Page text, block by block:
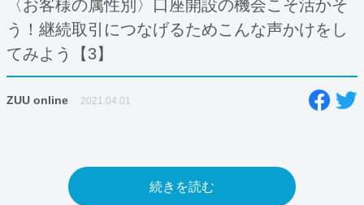
〈お客様の属性別〉口座開設の機会こそ活かそ
う！継続取引につなげるためこんな声かけをし
てみよう【3】
ZUU online 2021.04.01
続きを読む